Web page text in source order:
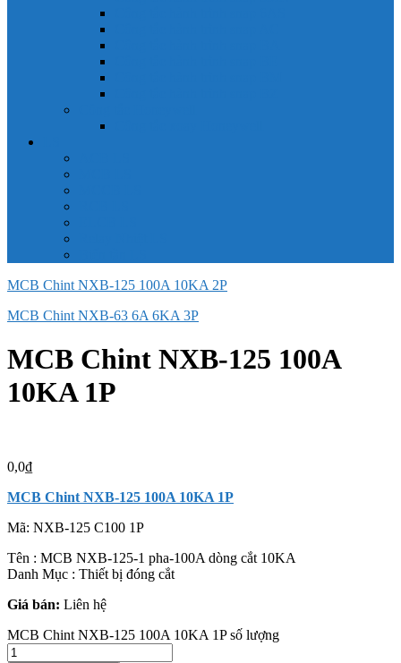
MCB Chint NXB-125 100A 10KA 2P
MCB Chint NXB-63 6A 6KA 3P
MCB Chint NXB-125 100A
10KA 1P
0,0₫
MCB Chint NXB-125 100A 10KA 1P
Mã: NXB-125 C100 1P
Tên : MCB NXB-125-1 pha-100A dòng cắt 10KA
Danh Mục : Thiết bị đóng cắt
Giá bán: Liên hệ
MCB Chint NXB-125 100A 10KA 1P số lượng